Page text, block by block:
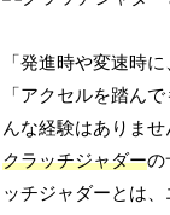
「発進時や変速時
「アクセルを踏ん
んな経験はありませ
クラッチジャダーの
ッチジャダーとは